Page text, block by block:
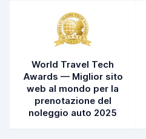
World Travel Tech
Awards — Miglior sito
web al mondo per la
prenotazione del
noleggio auto 2025